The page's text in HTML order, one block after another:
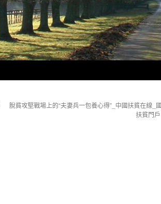
脫貧攻堅戰場上的“夫妻兵一包養心得”_中國扶貧在線_
扶貧門戶